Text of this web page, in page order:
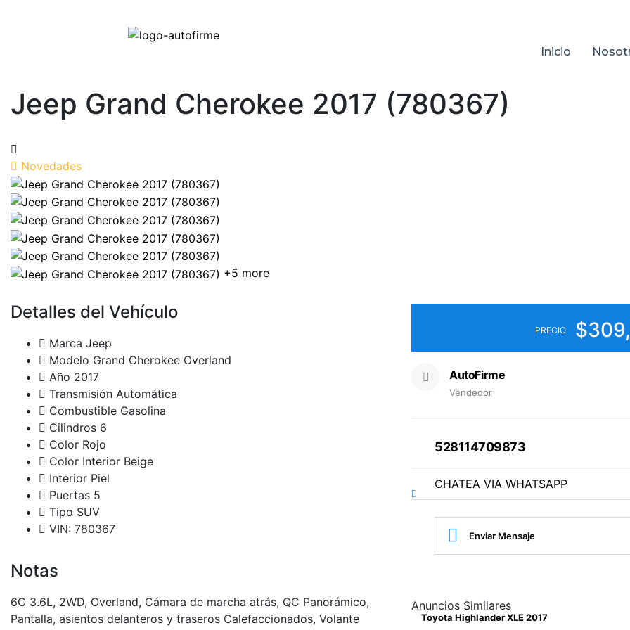
Inicio
Jeep Grand Cherokee 2017 (780367)
Novedades
+5 more
Detalles del Vehículo
Marca Jeep
Modelo Grand Cherokee Overland
Año 2017
Transmisión Automática
Combustible Gasolina
Cilindros 6
Color Rojo
Color Interior Beige
Interior Piel
Puertas 5
Tipo SUV
VIN: 780367
Notas
6C 3.6L, 2WD, Overland, Cámara de marcha atrás, QC Panorámico,
Pantalla, asientos delanteros y traseros Calefaccionados, Volante
PRECIO
AutoFirme
Vendedor
528114709873
CHATEA VIA WHATSAPP
Enviar Mensaje
Anuncios Similares
Toyota Highlander XLE 2017